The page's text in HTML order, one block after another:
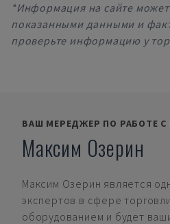
*Информация на сайте
показанными данными и
проверьте информацию у
ВАШ МЕРЕДЖЕР ПО РАБОТЕ С
Максим Озерин
Максим Озерин является
экспертов в сфере
оборудованием и будет